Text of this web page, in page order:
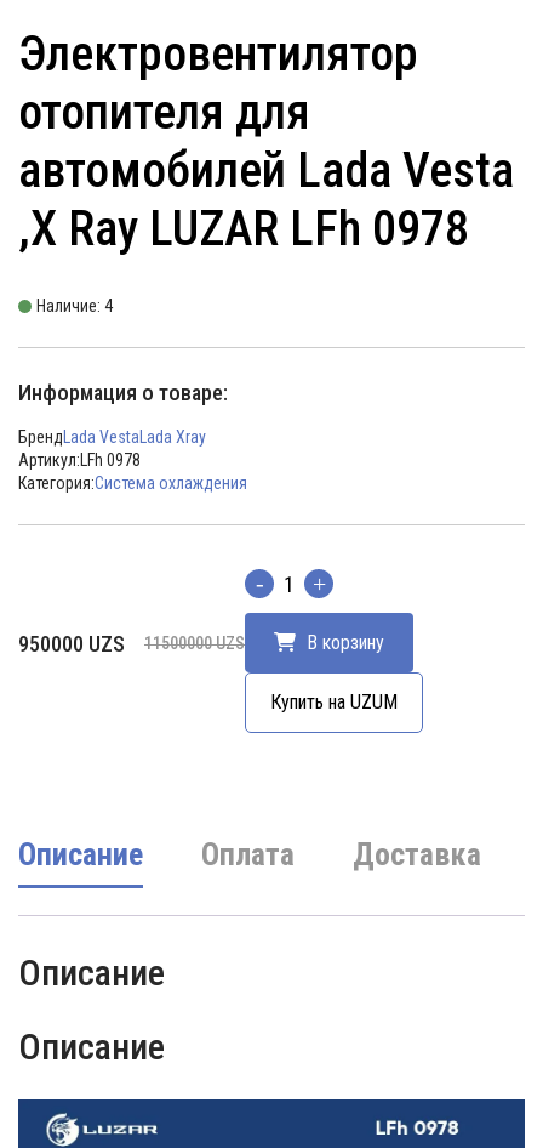
Электровентилятор
отопителя для
автомобилей Lada Vesta
,X Ray LUZAR LFh 0978
Наличие: 4
Информация о товаре:
Бренд Lada Vesta Lada Xray
Артикул: LFh 0978
Категория:Система охлаждения
11500000UZS
Первоначальная
950000 UZS
Текущая
Количество
В корзину
Купить на UZUM
Описание Оплата Доставка
Описание
Описание